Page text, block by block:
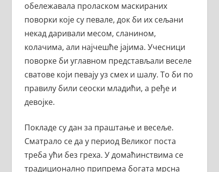
обележавала проласком маскираних
поворки које су певале, док би их сељани
некад даривали месом, сланином,
колачима, али најчешће јајима. Учесници
поворке би углавном представљали веселе
сватове који певају уз смех и шалу. То би по
правилу били сеоски младићи, а ређе и
девојке.
Покладе су дан за праштање и весеље.
Сматрало се да у период Великог поста
треба ући без греха. У домаћинствима се
традиционално припрема богата мрсна